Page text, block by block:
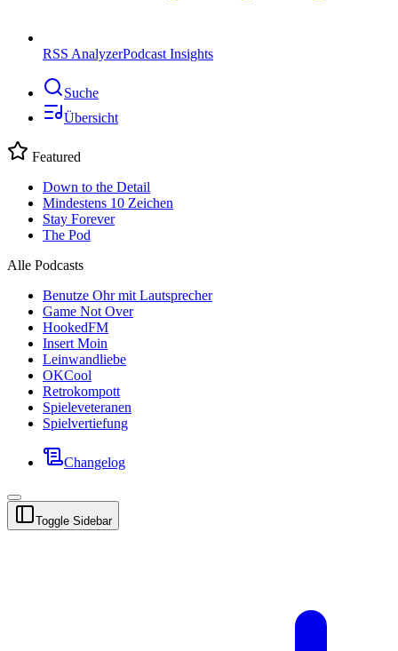
RSS AnalyzerPodcast Insights
Suche
Übersicht
Featured
Down to the Detail
Mindestens 10 Zeichen
Stay Forever
The Pod
Alle Podcasts
Benutze Ohr mit Lautsprecher
Game Not Over
HookedFM
Insert Moin
Leinwandliebe
OKCool
Retrokompott
Spieleveteranen
Spielvertiefung
Changelog
Toggle Sidebar